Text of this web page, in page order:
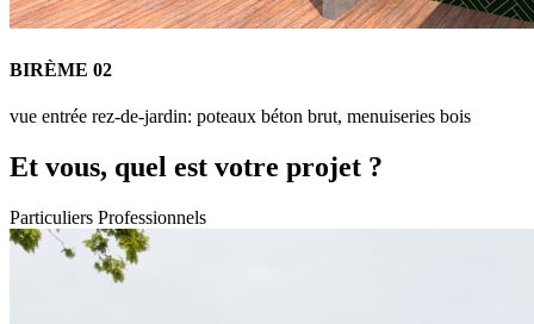
BIRÈME 02
vue entrée rez-de-jardin: poteaux béton brut, menuiseries bois
Et vous, quel est votre projet ?
Particuliers Professionnels